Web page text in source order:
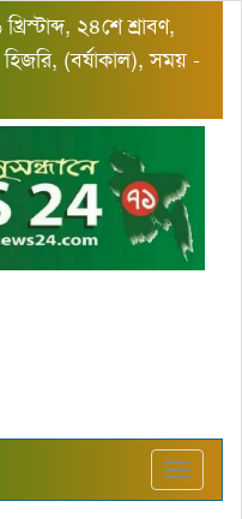
২৪শে শ্রাবণ,
(বর্ষাকাল), সময় -
Toggle